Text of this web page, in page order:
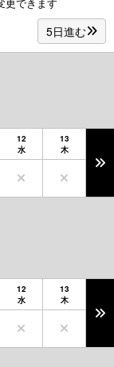
5日進む
12
水
13
木
12
水
13
木